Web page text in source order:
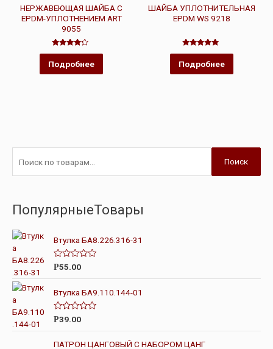
НЕРЖАВЕЮЩАЯ ШАЙБА С
EPDM-УПЛОТНЕНИЕМ ART
9055
Оценка
из 5
Подробнее
ШАЙБА УПЛОТНИТЕЛЬНАЯ
EPDM WS 9218
Оценка
из 5
Подробнее
Поиск
ПопулярныеТовары
Втулка БА8.226.316-31
О
е
н
к
а
и
з
Р55.00
Втулка БА9.110.144-01
О
е
н
Р39.00
ПАТРОН ЦАНГОВЫЙ С НАБОРОМ ЦАНГ